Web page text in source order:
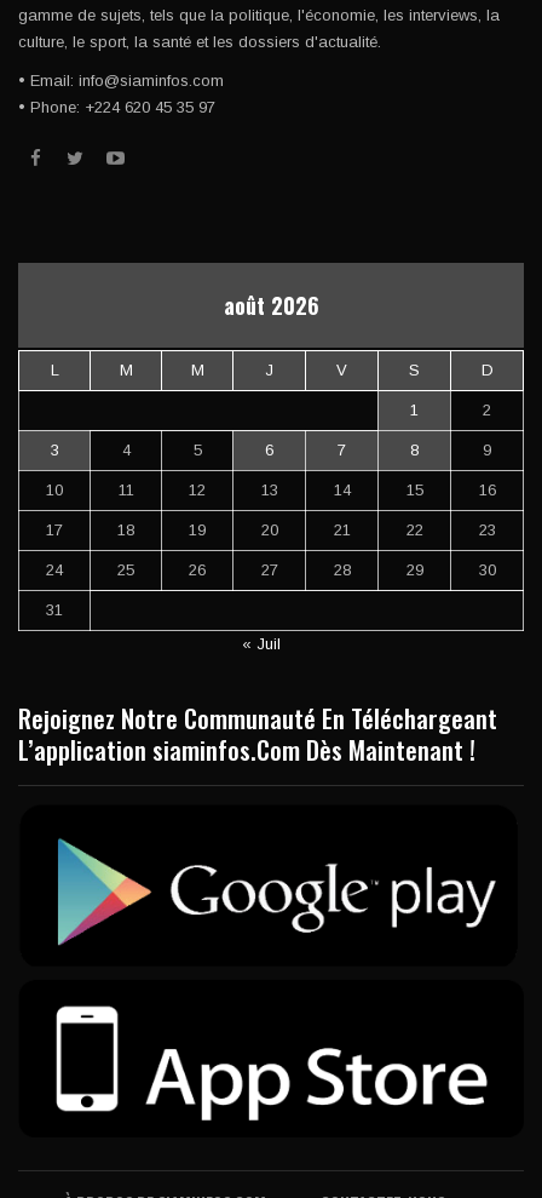
gamme de sujets, tels que la politique, l'économie, les interviews, la
culture, le sport, la santé et les dossiers d'actualité.
• Email: info@siaminfos.com
• Phone: +224 620 45 35 97
août 2026
L M M J V S D
1 2
3 4 5 6 7 8 9
10 11 12 13 14 15 16
17 18 19 20 21 22 23
24 25 26 27 28 29 30
31
« Juil
Rejoignez Notre Communauté En Téléchargeant
L’application siaminfos.Com Dès Maintenant !